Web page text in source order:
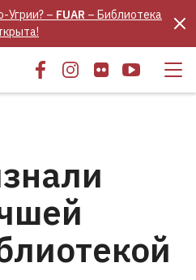
Угрии? – FUAR – Библиотека